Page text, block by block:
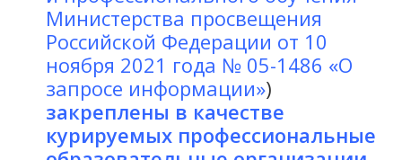
Министерства просвещения
Российской Федерации от 10
ноября 2021 года № 05-1486 «О
запросе информации»)
закреплены в качестве
курируемых профессиональные